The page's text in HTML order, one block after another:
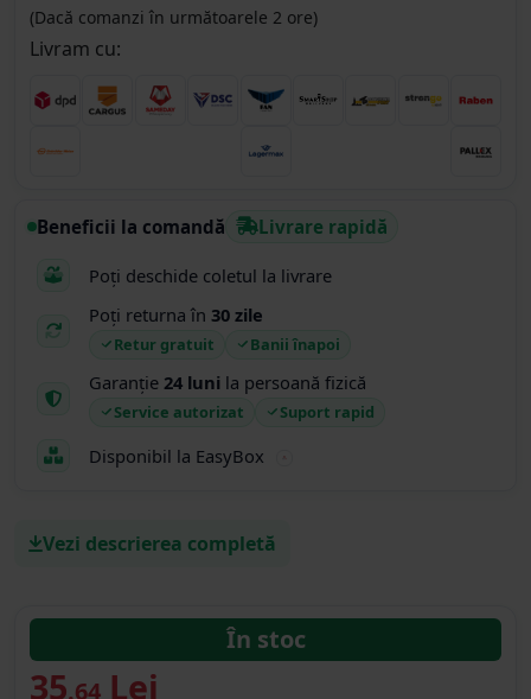
(Dacă comanzi în următoarele 2 ore)
Livram cu:
Beneficii la comandă Livrare rapidă
Poți deschide coletul la livrare
Poți returna în 30 zile
Retur gratuit Banii înapoi
Garanție 24 luni la persoană fizică
Service autorizat Suport rapid
Disponibil la EasyBox
Vezi descrierea completă
În stoc
35.64 Lei